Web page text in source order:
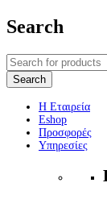
Search
Η Εταιρεία
Eshop
Προσφορές
Υπηρεσίες